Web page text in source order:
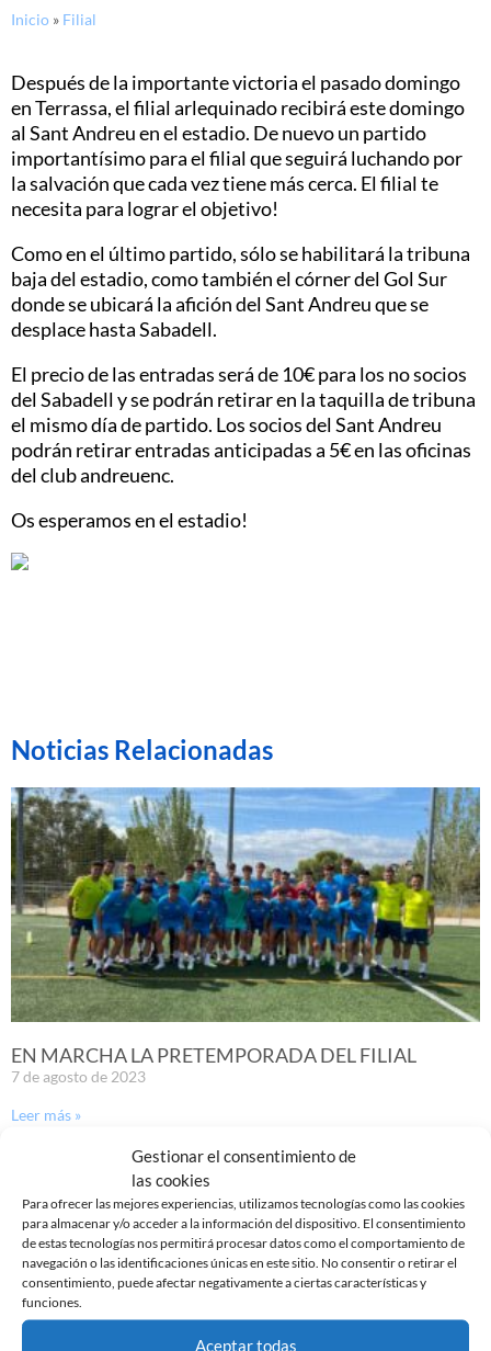
Gestionar el consentimiento de
las cookies
Para ofrecer las mejores experiencias, utilizamos tecnologías como las cookies
para almacenar y/o acceder a la información del dispositivo. El consentimiento
de estas tecnologías nos permitirá procesar datos como el comportamiento de
navegación o las identificaciones únicas en este sitio. No consentir o retirar el
consentimiento, puede afectar negativamente a ciertas características y
funciones.
Aceptar todas
Inicio » Filial
Después de la importante victoria el pasado domingo
en Terrassa, el filial arlequinado recibirá este domingo
al Sant Andreu en el estadio. De nuevo un partido
importantísimo para el filial que seguirá luchando por
la salvación que cada vez tiene más cerca. El filial te
necesita para lograr el objetivo!
Como en el último partido, sólo se habilitará la tribuna
baja del estadio, como también el córner del Gol Sur
donde se ubicará la afición del Sant Andreu que se
desplace hasta Sabadell.
El precio de las entradas será de 10€ para los no socios
del Sabadell y se podrán retirar en la taquilla de tribuna
el mismo día de partido. Los socios del Sant Andreu
podrán retirar entradas anticipadas a 5€ en las oficinas
del club andreuenc.
Os esperamos en el estadio!
Noticias Relacionadas
EN MARCHA LA PRETEMPORADA DEL FILIAL
7 de agosto de 2023
Leer más »